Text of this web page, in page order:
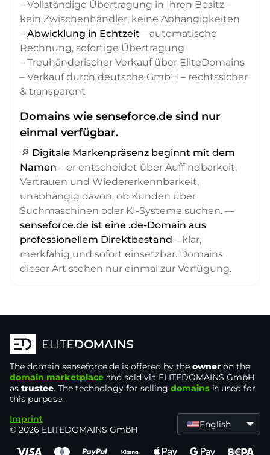
– Vollständige Übertragung in Ihren Besitz –
kein Zwischenhändler, keine Abhängigkeiten
– Abwicklung in Echtzeit – automatische
Rechnung, sofortige Übertragung
– Treuhänderischer Verkauf über EliteDomains
– Verkauf durch deutsche GmbH – rechtssicher
& transparent
Domains wie senseforce.de sind nur
einmal verfügbar.
🔎 Digitale Markenpräsenz beginnt mit dem
Namen – er entscheidet über Auffindbarkeit,
Vertrauen und Wiedererkennbarkeit,
unabhängig davon, ob Kunden über
Suchmaschinen oder KI-Systeme suchen. —
senseforce.de ist eine .de-Domain aus
professionellem Direktbestand – klar,
merkfähig und sofort einsetzbar. Domains
dieser Art stehen nur einmal zur Verfügung.
The domain senseforce.de is offered by the owner on the
domain marketplace and sold via ELITEDOMAINS GmbH
as trustee. The technology for selling domains is used for
this purpose.
Imprint
© 2026 ELITEDOMAINS GmbH
English